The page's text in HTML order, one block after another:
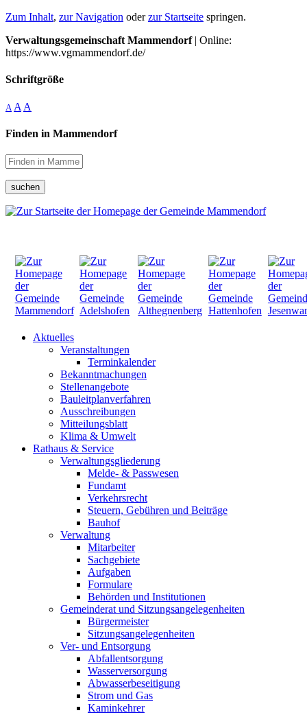
Zum Inhalt, zur Navigation oderzur Startseite springen.
Verwaltungsgemeinschaft Mammendorf| Online:
https://www.vgmammendorf.de/
Schriftgröße
A A A
Finden in Mammendorf
suchen
Aktuelles
Veranstaltungen
Terminkalender
Bekanntmachungen
Stellenangebote
Bauleitplanverfahren
Ausschreibungen
Mitteilungsblatt
Klima & Umwelt
Rathaus & Service
Verwaltungsgliederung
Melde- & Passwesen
Fundamt
Verkehrsrecht
Steuern, Gebühren und Beiträge
Bauhof
Verwaltung
Mitarbeiter
Sachgebiete
Aufgaben
Formulare
Behörden und Institutionen
Gemeinderat und Sitzungsangelegenheiten
Bürgermeister
Sitzungsangelegenheiten
Ver- und Entsorgung
Abfallentsorgung
Wasserversorgung
Abwasserbeseitigung
Strom und Gas
Kaminkehrer